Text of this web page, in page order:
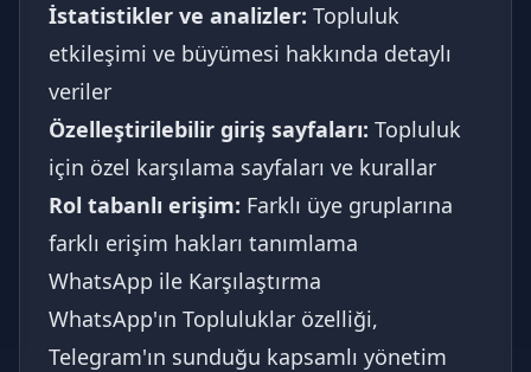
İstatistikler ve analizler: Topluluk
etkileşimi ve büyümesi hakkında detaylı
veriler
Özelleştirilebilir giriş sayfaları: Topluluk
için özel karşılama sayfaları ve kurallar
Rol tabanlı erişim: Farklı üye gruplarına
farklı erişim hakları tanımlama
WhatsApp ile Karşılaştırma
WhatsApp'ın Topluluklar özelliği,
Telegram'ın sunduğu kapsamlı yönetim